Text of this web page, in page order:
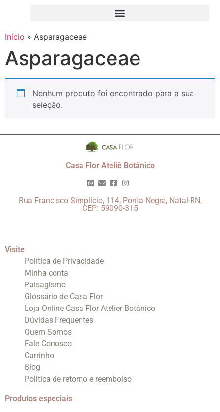
Início » Asparagaceae
Asparagaceae
Nenhum produto foi encontrado para a sua
seleção.
Casa Flor Ateliê Botânico
Rua Francisco Simplício, 114, Ponta Negra, Natal-RN,
CEP: 59090-315
Visite
Política de Privacidade
Minha conta
Paisagismo
Glossário de Casa Flor
Loja Online Casa Flor Atelier Botânico
Dúvidas Frequentes
Quem Somos
Fale Conosco
Carrinho
Blog
Politica de retorno e reembolso
Produtos especiais